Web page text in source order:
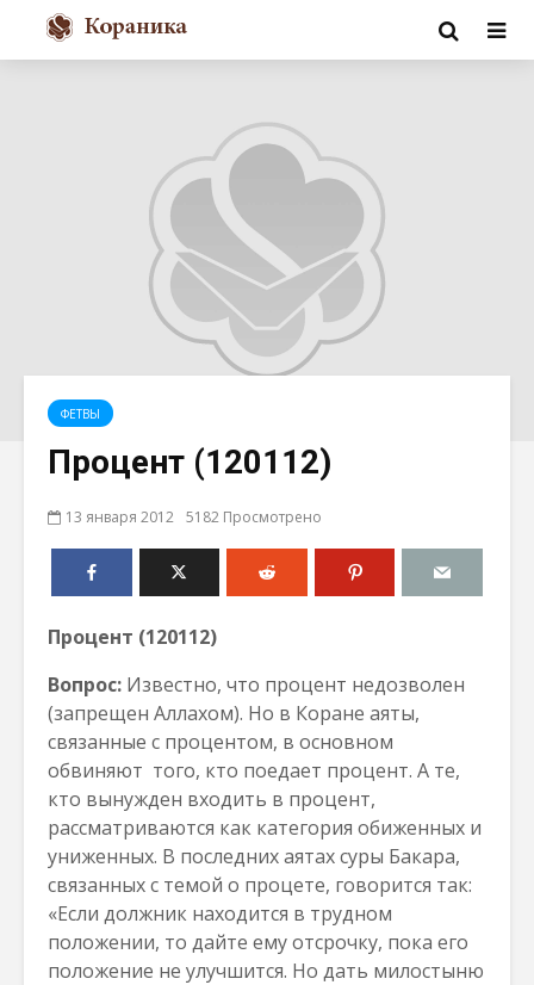
ФЕТВЫ
Процент (120112)
13 января 2012 5182 Просмотрено
Процент (120112)
Вопрос: Известно, что процент недозволен
(запрещен Аллахом). Но в Коране аяты,
связанные с процентом, в основном
обвиняют того, кто поедает процент. А те,
кто вынужден входить в процент,
рассматриваются как категория обиженных и
униженных. В последних аятах суры Бакара,
связанных с темой о процете, говорится так:
«Если должник находится в трудном
положении, то дайте ему отсрочку, пока его
положение не улучшится. Но дать милостыню